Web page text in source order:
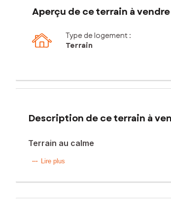
Aperçu de ce terrain à vendre
Type de logement :
Terrain
Description de ce terrain à
Terrain au calme
Situé au cœur de la charmante ville de
praticité aux résidents. De plus, la ville
Lire plus